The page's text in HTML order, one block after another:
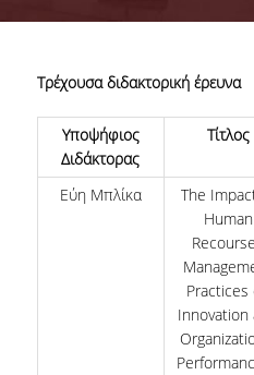
ΔΡΑΣΤΗΡΙΟΤΗΤΕΣ
ΕΡΕΥΝΑ
ΕΚΠΑΙΔΕΥΣΗ
ΣΥΜΒΟΥΛΕΥΤΙΚΗ
ΣΥΝΕΡΓΑΣΙΕΣ
Τρέχουσα διδακτορική έρευνα
Υποψήφιος
Διδάκτορας
Τίτλος
Εύη Μπλίκα
The
Human
Practices
Innovation